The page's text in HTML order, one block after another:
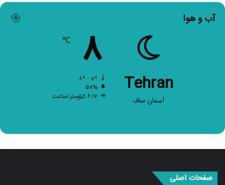
آب و هوا
Tehran
آسمان صاف
۸ ℃
۵۷%
۶.۱۷ کیلومتر/ساعت
صفحات اصلی